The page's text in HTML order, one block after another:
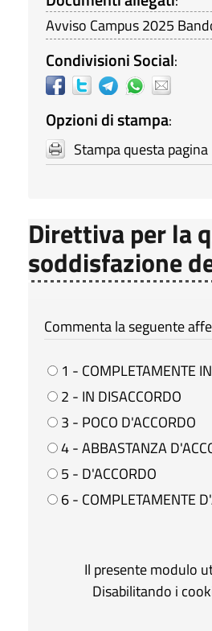
Avviso Campus 2025
Condivisioni Social:
Opzioni di stampa:
Stampa questa pagina
Direttiva per la
soddisfazione
Commenta la seguente
1 - COMPLETAMENTE
2 - IN DISACCORDO
3 - POCO D'ACCORDO
4 - ABBASTANZA
5 - D'ACCORDO
6 - COMPLETAMENTE
Il presente modulo
Disabilitando i